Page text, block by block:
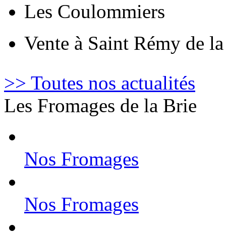
Les Coulommiers
Vente à Saint Rémy de
>> Toutes nos actualités
Les Fromages de la Brie
Nos Fromages
Nos Fromages